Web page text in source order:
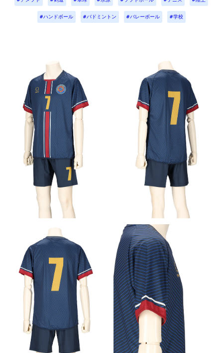
ハンドボール バドミントン バレーボール 学校